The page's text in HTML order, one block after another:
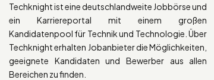
Techknight ist eine deutschlandweite Jobbörse und
ein Karriereportal mit einem großen
Kandidatenpool für Technik und Technologie. Über
Techknight erhalten Jobanbieter die Möglichkeiten,
geeignete Kandidaten und Bewerber aus allen
Bereichen zu finden.